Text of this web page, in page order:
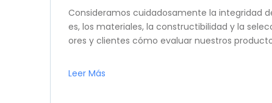
Consideramos cuidadosamente la integridad
es, los materiales, la constructibilidad y la
ores y clientes cómo evaluar nuestros
Leer Más